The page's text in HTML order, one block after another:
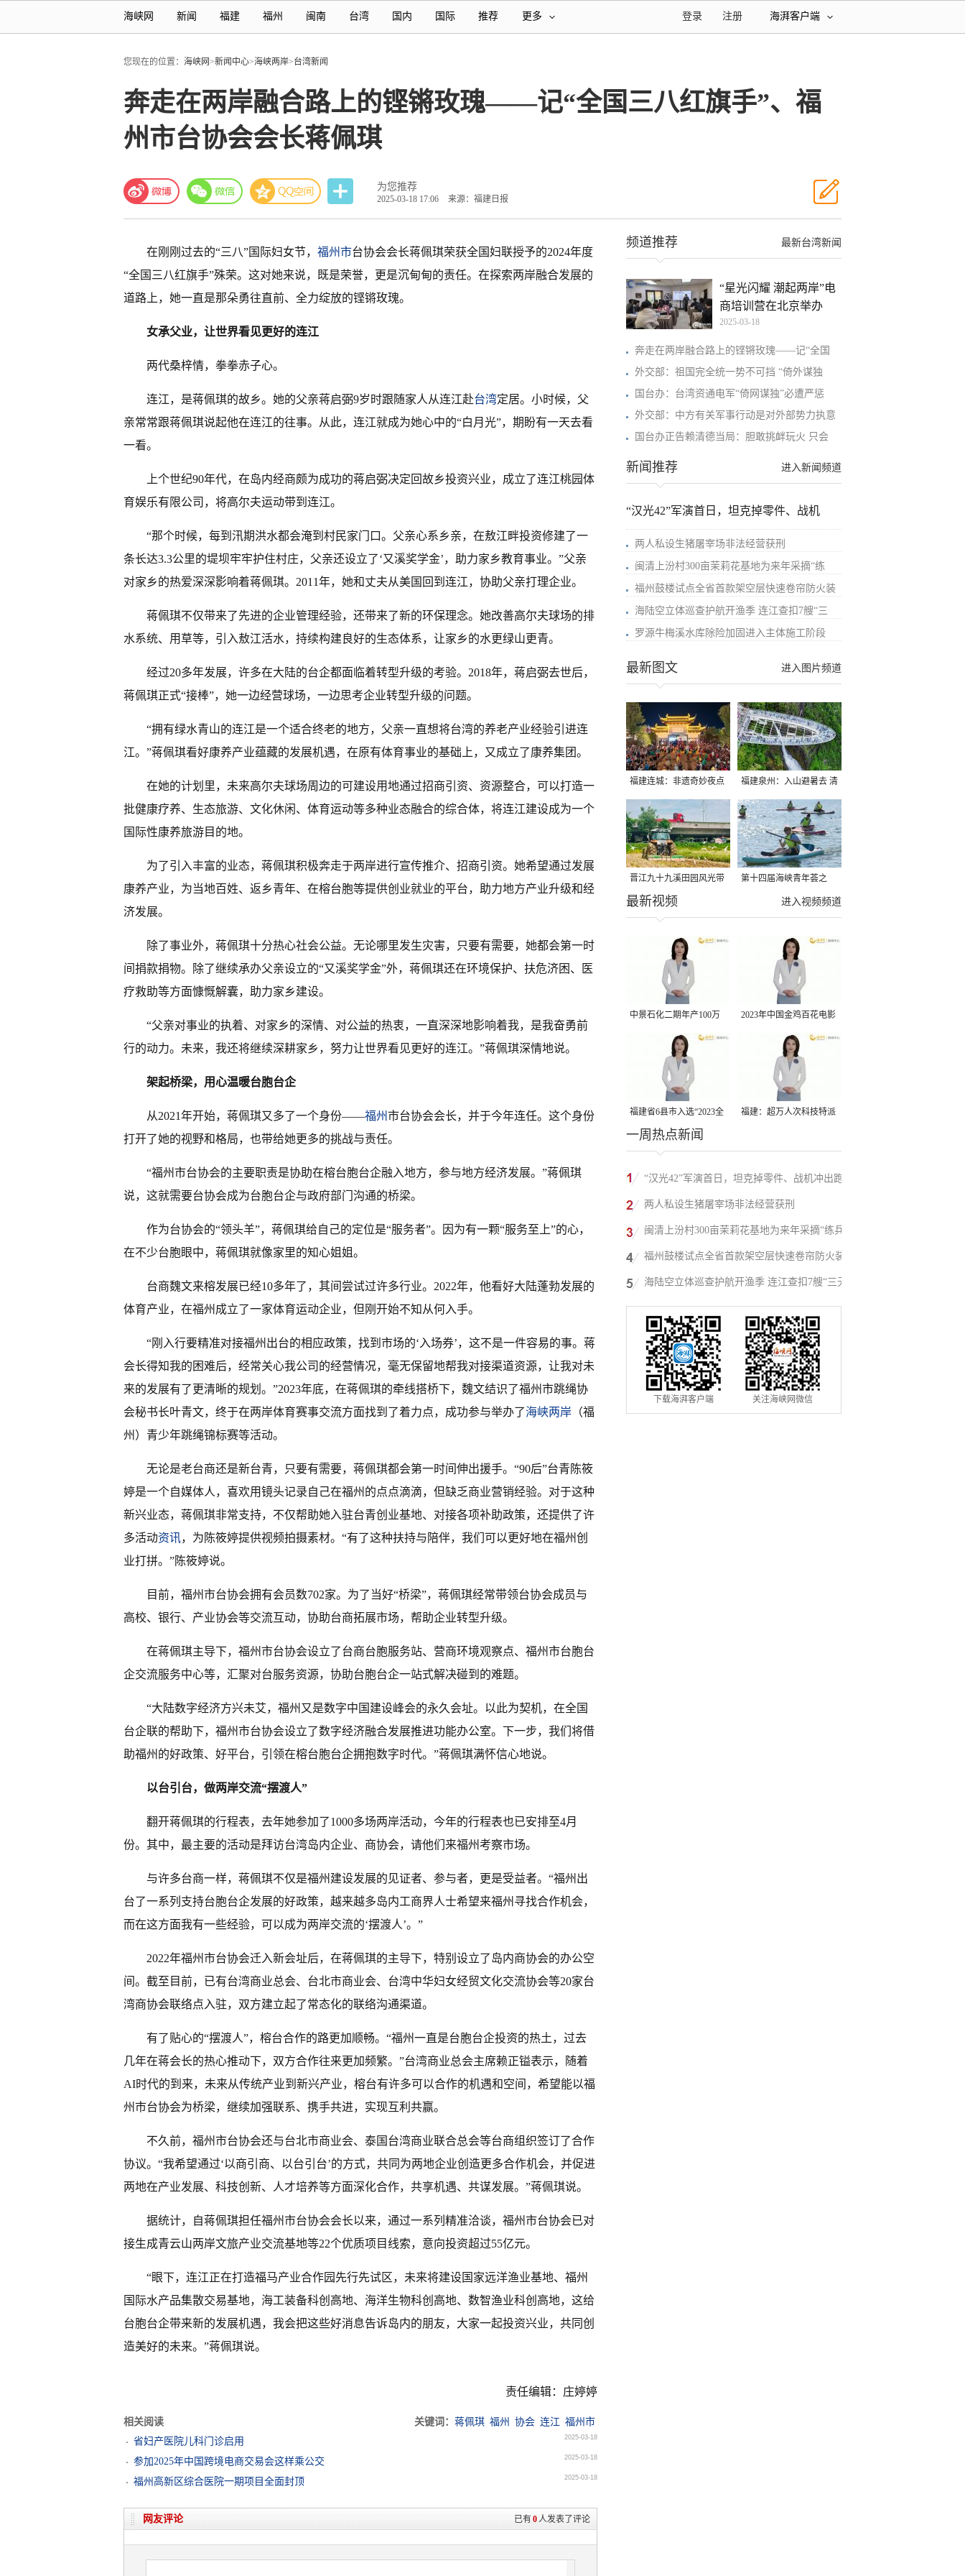
海峡网 新闻 福建 福州 闽南 台湾 国内 国际 推荐 更多 海湃客户端
注册
登录
您现在的位置： 海峡网>新闻中心>海峡两岸>台湾新闻
奔走在两岸融合路上的铿锵玫瑰——记“全国三八红旗手”、福
州市台协会会长蒋佩琪
为您推荐
2025-03-18 17:06 来源：福建日报
在刚刚过去的“三八”国际妇女节， 福州市台协会会长蒋佩琪荣获全国妇联授予的2024年度
“全国三八红旗手”殊荣。这对她来说，既是荣誉，更是沉甸甸的责任。在探索两岸融合发展的
道路上，她一直是那朵勇往直前、全力绽放的铿锵玫瑰。
女承父业，让世界看见更好的连江
两代桑梓情，拳拳赤子心。
连江，是蒋佩琪的故乡。她的父亲蒋启弼9岁时跟随家人从连江赴台湾定居。小时候，父
亲常常跟蒋佩琪说起他在连江的往事。从此，连江就成为她心中的“白月光”，期盼有一天去看
一看。
上个世纪90年代，在岛内经商颇为成功的蒋启弼决定回故乡投资兴业，成立了连江桃园体
育娱乐有限公司，将高尔夫运动带到连江。
“那个时候，每到汛期洪水都会淹到村民家门口。父亲心系乡亲，在敖江畔投资修建了一
条长达3.3公里的堤坝牢牢护住村庄，父亲还设立了‘又溪奖学金’，助力家乡教育事业。”父亲
对家乡的热爱深深影响着蒋佩琪。2011年，她和丈夫从美国回到连江，协助父亲打理企业。
蒋佩琪不仅带来了先进的企业管理经验，还带来了新的环保理念。她改善高尔夫球场的排
水系统、用草等，引入敖江活水，持续构建良好的生态体系，让家乡的水更绿山更青。
经过20多年发展，许多在大陆的台企都面临着转型升级的考验。2018年，蒋启弼去世后，
蒋佩琪正式“接棒”，她一边经营球场，一边思考企业转型升级的问题。
“拥有绿水青山的连江是一个适合终老的地方，父亲一直想将台湾的养老产业经验引进连
江。”蒋佩琪看好康养产业蕴藏的发展机遇，在原有体育事业的基础上，又成立了康养集团。
在她的计划里，未来高尔夫球场周边的可建设用地通过招商引资、资源整合，可以打造一
批健康疗养、生态旅游、文化休闲、体育运动等多种业态融合的综合体，将连江建设成为一个
国际性康养旅游目的地。
为了引入丰富的业态，蒋佩琪积极奔走于两岸进行宣传推介、招商引资。她希望通过发展
康养产业，为当地百姓、返乡青年、在榕台胞等提供创业就业的平台，助力地方产业升级和经
济发展。
除了事业外，蒋佩琪十分热心社会公益。无论哪里发生灾害，只要有需要，她都会第一时
间捐款捐物。除了继续承办父亲设立的“又溪奖学金”外，蒋佩琪还在环境保护、扶危济困、医
疗救助等方面慷慨解囊，助力家乡建设。
“父亲对事业的执着、对家乡的深情、对公益的热衷，一直深深地影响着我，是我奋勇前
行的动力。未来，我还将继续深耕家乡，努力让世界看见更好的连江。”蒋佩琪深情地说。
架起桥梁，用心温暖台胞台企
从2021年开始，蒋佩琪又多了一个身份——福州市台协会会长，并于今年连任。这个身份
打开了她的视野和格局，也带给她更多的挑战与责任。
“福州市台协会的主要职责是协助在榕台胞台企融入地方，参与地方经济发展。”蒋佩琪
说，这就需要台协会成为台胞台企与政府部门沟通的桥梁。
作为台协会的“领头羊”，蒋佩琪给自己的定位是“服务者”。因为有一颗“服务至上”的心，
在不少台胞眼中，蒋佩琪就像家里的知心姐姐。
台商魏文来榕发展已经10多年了，其间尝试过许多行业。2022年，他看好大陆蓬勃发展的
体育产业，在福州成立了一家体育运动企业，但刚开始不知从何入手。
“刚入行要精准对接福州出台的相应政策，找到市场的‘入场券’，这不是一件容易的事。蒋
会长得知我的困难后，经常关心我公司的经营情况，毫无保留地帮我对接渠道资源，让我对未
来的发展有了更清晰的规划。”2023年底，在蒋佩琪的牵线搭桥下，魏文结识了福州市跳绳协
会秘书长叶青文，终于在两岸体育赛事交流方面找到了着力点，成功参与举办了海峡两岸 （福
州）青少年跳绳锦标赛等活动。
无论是老台商还是新台青，只要有需要，蒋佩琪都会第一时间伸出援手。“90后”台青陈筱
婷是一个自媒体人，喜欢用镜头记录自己在福州的点点滴滴，但缺乏商业营销经验。对于这种
新兴业态，蒋佩琪非常支持，不仅帮助她入驻台青创业基地、对接各项补助政策，还提供了许
多活动资讯，为陈筱婷提供视频拍摄素材。“有了这种扶持与陪伴，我们可以更好地在福州创
业打拼。”陈筱婷说。
目前，福州市台协会拥有会员数702家。为了当好“桥梁”，蒋佩琪经常带领台协会成员与
高校、银行、产业协会等交流互动，协助台商拓展市场，帮助企业转型升级。
在蒋佩琪主导下，福州市台协会设立了台商台胞服务站、营商环境观察点、福州市台胞台
企交流服务中心等，汇聚对台服务资源，协助台胞台企一站式解决碰到的难题。
“大陆数字经济方兴未艾，福州又是数字中国建设峰会的永久会址。以此为契机，在全国
台企联的帮助下，福州市台协会设立了数字经济融合发展推进功能办公室。下一步，我们将借
助福州的好政策、好平台，引领在榕台胞台企拥抱数字时代。”蒋佩琪满怀信心地说。
以台引台，做两岸交流“摆渡人”
翻开蒋佩琪的行程表，去年她参加了1000多场两岸活动，今年的行程表也已安排至4月
份。其中，最主要的活动是拜访台湾岛内企业、商协会，请他们来福州考察市场。
与许多台商一样，蒋佩琪不仅是福州建设发展的见证者、参与者，更是受益者。“福州出
台了一系列支持台胞台企发展的好政策，越来越多岛内工商界人士希望来福州寻找合作机会，
而在这方面我有一些经验，可以成为两岸交流的‘摆渡人’。”
2022年福州市台协会迁入新会址后，在蒋佩琪的主导下，特别设立了岛内商协会的办公空
间。截至目前，已有台湾商业总会、台北市商业会、台湾中华妇女经贸文化交流协会等20家台
湾商协会联络点入驻，双方建立起了常态化的联络沟通渠道。
有了贴心的“摆渡人”，榕台合作的路更加顺畅。“福州一直是台胞台企投资的热土，过去
几年在蒋会长的热心推动下，双方合作往来更加频繁。”台湾商业总会主席赖正镒表示，随着
AI时代的到来，未来从传统产业到新兴产业，榕台有许多可以合作的机遇和空间，希望能以福
州市台协会为桥梁，继续加强联系、携手共进，实现互利共赢。
不久前，福州市台协会还与台北市商业会、泰国台湾商业联合总会等台商组织签订了合作
协议。“我希望通过‘以商引商、以台引台’的方式，共同为两地企业创造更多合作机会，并促进
两地在产业发展、科技创新、人才培养等方面深化合作，共享机遇、共谋发展。”蒋佩琪说。
据统计，自蒋佩琪担任福州市台协会会长以来，通过一系列精准洽谈，福州市台协会已对
接生成青云山两岸文旅产业交流基地等22个优质项目线索，意向投资超过55亿元。
“眼下，连江正在打造福马产业合作园先行先试区，未来将建设国家远洋渔业基地、福州
国际水产品集散交易基地，海工装备科创高地、海洋生物科创高地、数智渔业科创高地，这给
台胞台企带来新的发展机遇，我会把这些好消息告诉岛内的朋友，大家一起投资兴业，共同创
造美好的未来。”蒋佩琪说。
责任编辑：庄婷婷
相关阅读 关键词： 蒋佩琪 福州 协会 连江 福州市
省妇产医院儿科门诊启用
2025-03-18
参加2025年中国跨境电商交易会这样乘公交 2025-03-18
福州高新区综合医院一期项目全面封顶 2025-03-18
已有0人发表了评论
网友评论
最新台湾新闻
频道推荐
“星光闪耀 潮起两岸”电
商培训营在北京举办
2025-03-18
奔走在两岸融合路上的铿锵玫瑰——记“全国
外交部：祖国完全统一势不可挡 “倚外谋独
国台办：台湾资通电军“倚网谋独”必遭严惩
外交部：中方有关军事行动是对外部势力执意
国台办正告赖清德当局：胆敢挑衅玩火 只会
进入新闻频道
新闻推荐
“汉光42”军演首日，坦克掉零件、战机
两人私设生猪屠宰场非法经营获刑
闽清上汾村300亩茉莉花基地为来年采摘“练
福州鼓楼试点全省首款架空层快速卷帘防火装
海陆空立体巡查护航开渔季 连江查扣7艘“三
罗源牛梅溪水库除险加固进入主体施工阶段
进入图片频道
最新图文
福建连城：非遗奇妙夜点
亮夏夜
福建泉州：入山避暑去 清
凉好惬意
晋江九十九溪田园风光带
千亩早稻迎来成熟收割季
第十四届海峡青年荟之
2026榕台青年大学生水上
进入视频频道
最新视频
中景石化二期年产100万
吨丙烷脱氢项目建成中交
2023年中国金鸡百花电影
节有福电影巡展31日启动
福建省6县市入选“2023全
国县域发展潜力百强县”
福建：超万人次科技特派
一周热点新闻
“汉光42”军演首日，坦克掉零件、战机冲出跑
道、赖清德逃跑……螺丝都拧不紧，台军能打
两人私设生猪屠宰场非法经营获刑
闽清上汾村300亩茉莉花基地为来年采摘“练兵”
福州鼓楼试点全省首款架空层快速卷帘防火装
置
海陆空立体巡查护航开渔季 连江查扣7艘“三无”
船舶
下载海湃客户端 关注海峡网微信